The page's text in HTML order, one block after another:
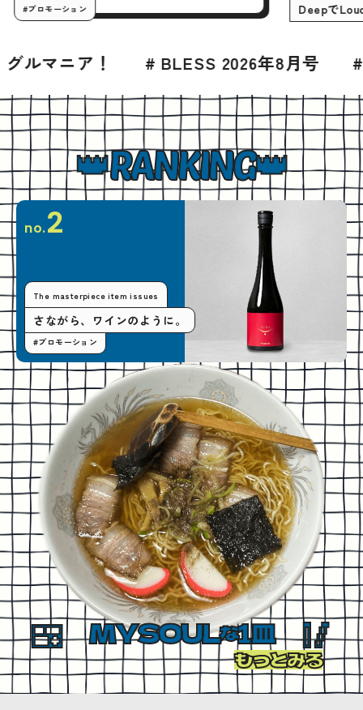
#プロモーション
# BLESS 2026年8月号 # グルメ #
RANKING
no.2
The masterpiece item issues
さながら、ワインのように。
#プロモーション
MYSOULな1皿
もっとみる